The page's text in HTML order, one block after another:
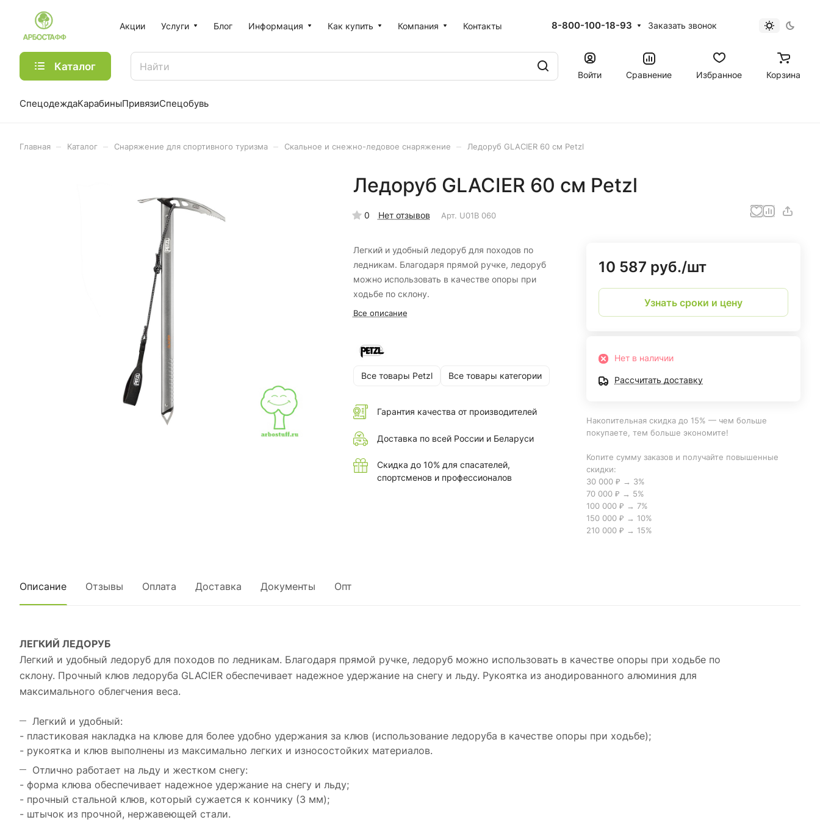
Акции Услуги Блог Информация Как купить Компания Контакты 8-800-100-18-93 Заказать звонок
Каталог
Войти Сравнение Избранное Корзина
СпецодеждаКарабиныПривязиСпецобувь
Главная Каталог Снаряжение для спортивного туризма Скальное и снежно-ледовое снаряжение Ледоруб GLACIER 60 см Petzl
Ледоруб GLACIER 60 см Petzl
0 Нет отзывов Арт. U01B 060
Легкий и удобный ледоруб для походов по
ледникам. Благодаря прямой ручке, ледоруб
можно использовать в качестве опоры при
ходьбе по склону.
Все описание
Все товары Petzl Все товары категории
Гарантия качества от производителей
Доставка по всей России и Беларуси
Скидка до 10% для спасателей,
спортсменов и профессионалов
10 587 руб./шт
Узнать сроки и цену
Нет в наличии
Рассчитать доставку
Накопительная скидка до 15% — чем больше
покупаете, тем больше экономите!
Копите сумму заказов и получайте повышенные
скидки:
30 000 ₽ → 3%
70 000 ₽ → 5%
100 000 ₽ → 7%
150 000 ₽ → 10%
210 000 ₽ → 15%
Описание Отзывы Оплата Доставка Документы Опт
ЛЕГКИЙ ЛЕДОРУБ
Легкий и удобный ледоруб для походов по ледникам. Благодаря прямой ручке, ледоруб можно использовать в качестве опоры при ходьбе по
склону. Прочный клюв ледоруба GLACIER обеспечивает надежное удержание на снегу и льду. Рукоятка из анодированного алюминия для
максимального облегчения веса.
Легкий и удобный:
- пластиковая накладка на клюве для более удобно удержания за клюв (использование ледоруба в качестве опоры при ходьбе);
- рукоятка и клюв выполнены из максимально легких и износостойких материалов.
Отлично работает на льду и жестком снегу:
- форма клюва обеспечивает надежное удержание на снегу и льду;
- прочный стальной клюв, который сужается к кончику (3 мм);
- штычок из прочной, нержавеющей стали.